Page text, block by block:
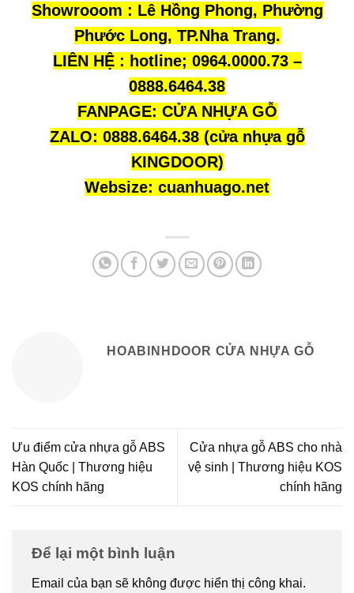
Showrooom : Lê Hồng Phong, Phường
Phước Long, TP.Nha Trang.
LIÊN HỆ : hotline; 0964.0000.73 –
0888.6464.38
FANPAGE: CỬA NHỰA GỖ
ZALO: 0888.6464.38 (cửa nhựa gỗ
KINGDOOR)
Websize: cuanhuago.net
HOABINHDOOR CỬA NHỰA GỖ
Ưu điểm cửa nhựa gỗ ABS
Hàn Quốc | Thương hiệu
KOS chính hãng
Cửa nhựa gỗ ABS cho nhà
vệ sinh | Thương hiệu KOS
chính hãng
Để lại một bình luận
Email của bạn sẽ không được hiển thị công khai.